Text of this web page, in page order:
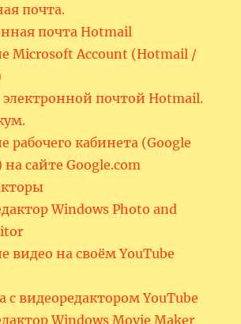
почта.
почта Hotmail
Microsoft Account (Hotmail /
электронной почтой Hotmail.
рабочего кабинета (Google
на сайте Google.com
Windows Photo and
видео на своём YouTube
с видеоредактором YouTube
Windows Movie Maker